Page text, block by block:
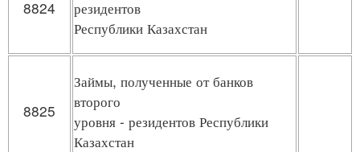
8824
резидентов
Республики Казахстан
8825
Займы, полученные от банков
второго
уровня - резидентов Республики
Казахстан